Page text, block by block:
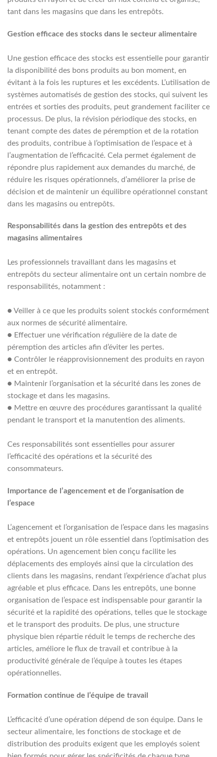
tant dans les magasins que dans les entrepôts.
Gestion efficace des stocks dans le secteur alimentaire
Une gestion efficace des stocks est essentielle pour garantir
la disponibilité des bons produits au bon moment, en
évitant à la fois les ruptures et les excédents. L’utilisation de
systèmes automatisés de gestion des stocks, qui suivent les
entrées et sorties des produits, peut grandement faciliter ce
processus. De plus, la révision périodique des stocks, en
tenant compte des dates de péremption et de la rotation
des produits, contribue à l’optimisation de l’espace et à
l’augmentation de l’efficacité. Cela permet également de
répondre plus rapidement aux demandes du marché, de
réduire les risques opérationnels, d’améliorer la prise de
décision et de maintenir un équilibre opérationnel constant
dans les magasins ou entrepôts.
Responsabilités dans la gestion des entrepôts et des
magasins alimentaires
Les professionnels travaillant dans les magasins et
entrepôts du secteur alimentaire ont un certain nombre de
responsabilités, notamment :
● Veiller à ce que les produits soient stockés conformément
aux normes de sécurité alimentaire.
● Effectuer une vérification régulière de la date de
péremption des articles afin d’éviter les pertes.
● Contrôler le réapprovisionnement des produits en rayon
et en entrepôt.
● Maintenir l’organisation et la sécurité dans les zones de
stockage et dans les magasins.
● Mettre en œuvre des procédures garantissant la qualité
pendant le transport et la manutention des aliments.
Ces responsabilités sont essentielles pour assurer
l’efficacité des opérations et la sécurité des
consommateurs.
Importance de l’agencement et de l’organisation de
l’espace
L’agencement et l’organisation de l’espace dans les magasins
et entrepôts jouent un rôle essentiel dans l’optimisation des
opérations. Un agencement bien conçu facilite les
déplacements des employés ainsi que la circulation des
clients dans les magasins, rendant l’expérience d’achat plus
agréable et plus efficace. Dans les entrepôts, une bonne
organisation de l’espace est indispensable pour garantir la
sécurité et la rapidité des opérations, telles que le stockage
et le transport des produits. De plus, une structure
physique bien répartie réduit le temps de recherche des
articles, améliore le flux de travail et contribue à la
productivité générale de l’équipe à toutes les étapes
opérationnelles.
Formation continue de l’équipe de travail
L’efficacité d’une opération dépend de son équipe. Dans le
secteur alimentaire, les fonctions de stockage et de
distribution des produits exigent que les employés soient